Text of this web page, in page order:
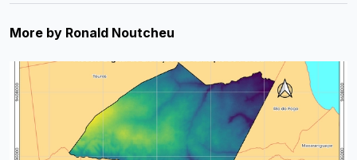
More by Ronald Noutcheu